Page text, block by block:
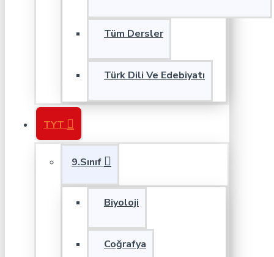
Tüm Dersler
Türk Dili Ve Edebiyatı
TYT
9.Sınıf
Biyoloji
Coğrafya